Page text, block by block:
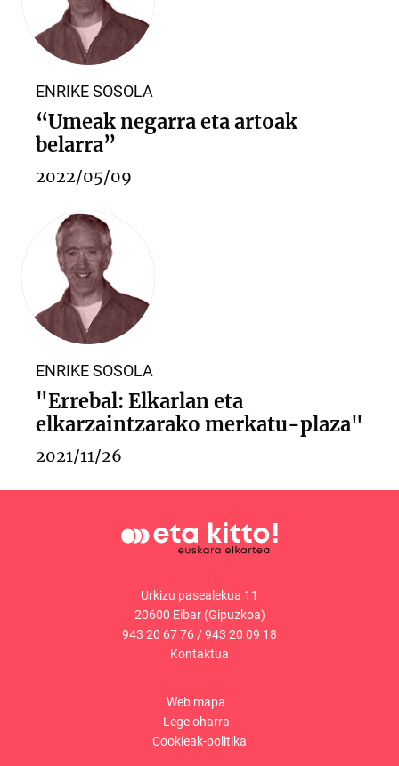
ENRIKE SOSOLA
“Umeak negarra eta artoak
belarra”
2022/05/09
ENRIKE SOSOLA
"Errebal: Elkarlan eta
elkarzaintzarako merkatu-plaza"
2021/11/26
Urkizu pasealekua 11
20600 Eibar (Gipuzkoa)
943 20 67 76 /943 20 09 18
Kontaktua
Web mapa
Lege oharra
Cookieak-politika